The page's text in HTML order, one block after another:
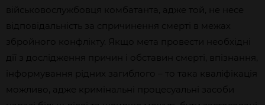
військовослужбовця комбатанта, адже той, не несе
відповідальність за спричинення смерті в межах
збройного конфлікту. Якщо мета провести необхідні
дії з дослідження причин і обставин смерті, впізнання,
інформування рідних загиблого – то така кваліфікація
можливо, адже кримінальні процесуальні засоби